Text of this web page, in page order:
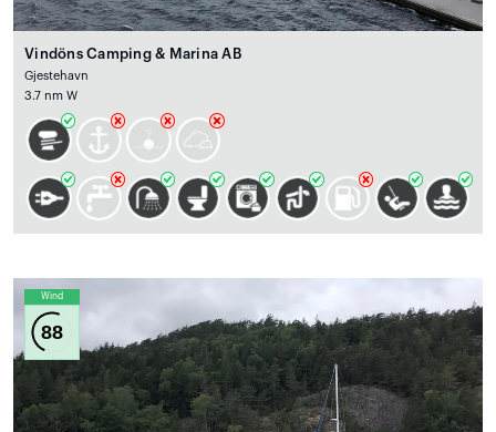
Vindöns Camping & Marina AB
Gjestehavn
3.7 nm W
Wind
88